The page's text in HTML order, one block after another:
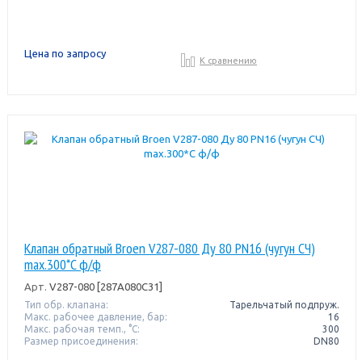
Цена по запросу
К сравнению
Клапан обратный Broen V287-080 Ду 80 PN16 (чугун СЧ)
max.300*C ф/ф
Арт. V287-080 [287A080C31]
Тип обр. клапана:
Тарельчатый подпруж.
Макс. рабочее давление, бар:
16
Макс. рабочая темп., °С:
300
Размер присоединения:
DN80